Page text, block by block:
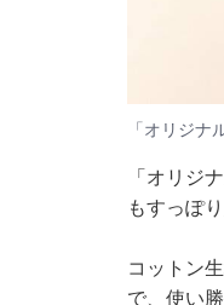
「オリジナ
「オリジ
もすっぽ
コットン
で、使い